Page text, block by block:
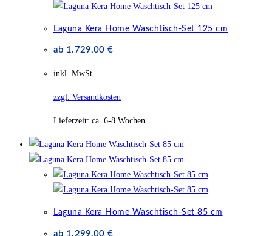
Laguna Kera Home Waschtisch-Set 125 cm
ab 1.729,00 €
inkl. MwSt.
zzgl. Versandkosten
Lieferzeit: ca. 6-8 Wochen
Laguna Kera Home Waschtisch-Set 85 cm
ab 1.299,00 €